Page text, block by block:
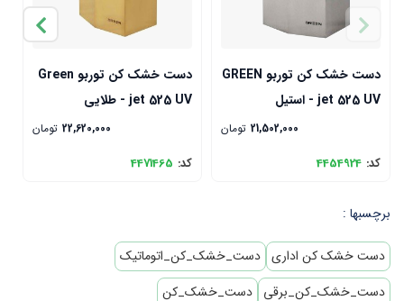
دست خشک کن توربو GREEN
jet 525 UV - استیل
21,502,000 تومان
کد: 4454924
دست خشک کن توربو Green
jet 525 UV - طلایی
22,620,000 تومان
کد: 4471465
برچسبها :
دست خشک کن اداری دست_خشک_کن_اتوماتیک
دست_خشک_کن_برقی دست_خشک_کن